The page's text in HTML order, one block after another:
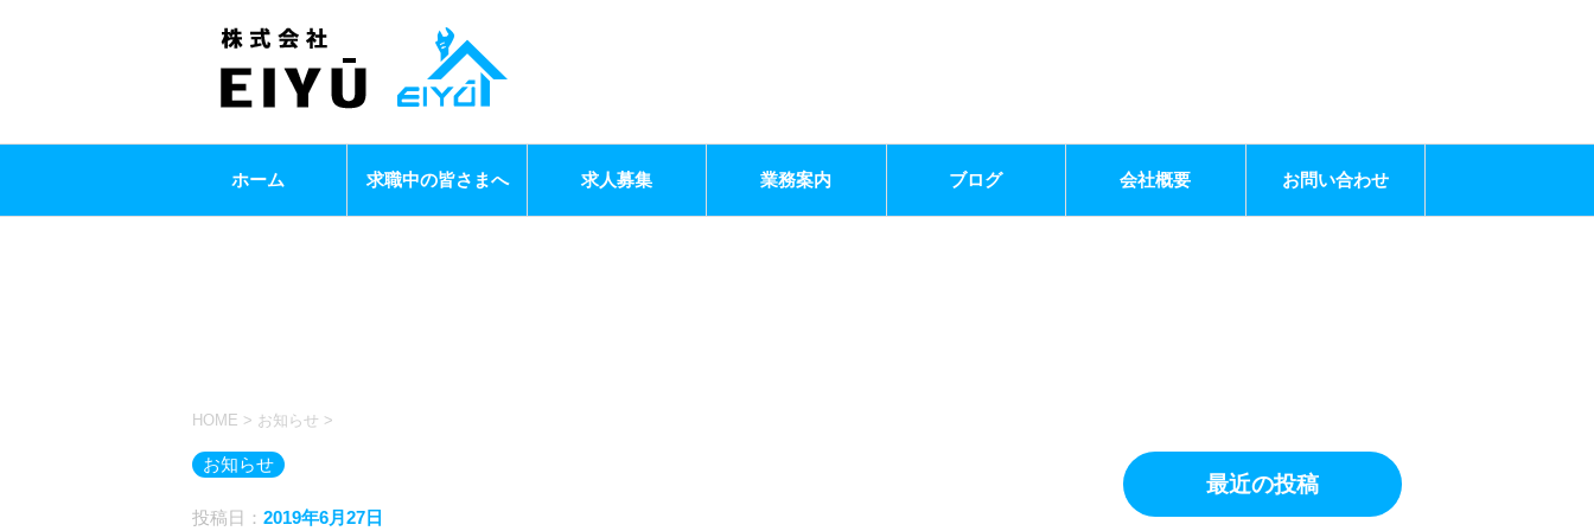
ホーム 求職中の皆さまへ 求人募集 業務案内 ブログ 会社概要 お問い合わせ
HOME > お知らせ >
お知らせ
投稿日： 2019年6月27日
最近の投稿